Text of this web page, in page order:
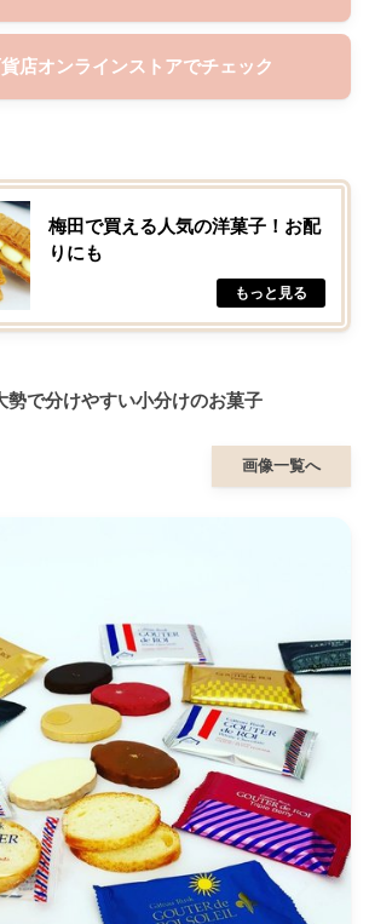
店オンラインストアでチェック
梅田で買える人気の洋菓子！お配
りにも
勢で分けやすい小分けのお菓子
画像一覧へ